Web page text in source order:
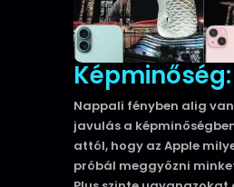
Képminőség:
Nappali fényben alig
javulás a
attól, hogy az Apple
próbál meggyőzni